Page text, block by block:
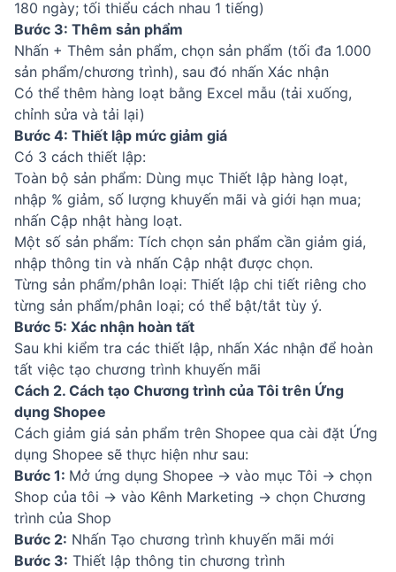
180 ngày; tối thiểu cách nhau 1 tiếng)
Bước 3: Thêm sản phẩm
Nhấn + Thêm sản phẩm, chọn sản phẩm (tối đa 1.000
sản phẩm/chương trình), sau đó nhấn Xác nhận
Có thể thêm hàng loạt bằng Excel mẫu (tải xuống,
chỉnh sửa và tải lại)
Bước 4: Thiết lập mức giảm giá
Có 3 cách thiết lập:
Toàn bộ sản phẩm: Dùng mục Thiết lập hàng loạt,
nhập % giảm, số lượng khuyến mãi và giới hạn mua;
nhấn Cập nhật hàng loạt.
Một số sản phẩm: Tích chọn sản phẩm cần giảm giá,
nhập thông tin và nhấn Cập nhật được chọn.
Từng sản phẩm/phân loại: Thiết lập chi tiết riêng cho
từng sản phẩm/phân loại; có thể bật/tắt tùy ý.
Bước 5: Xác nhận hoàn tất
Sau khi kiểm tra các thiết lập, nhấn Xác nhận để hoàn
tất việc tạo chương trình khuyến mãi
Cách 2. Cách tạo Chương trình của Tôi trên Ứng
dụng Shopee
Cách giảm giá sản phẩm trên Shopee qua cài đặt Ứng
dụng Shopee sẽ thực hiện như sau:
Bước 1: Mở ứng dụng Shopee → vào mục Tôi → chọn
Shop của tôi → vào Kênh Marketing → chọn Chương
trình của Shop
Bước 2: Nhấn Tạo chương trình khuyến mãi mới
Bước 3: Thiết lập thông tin chương trình